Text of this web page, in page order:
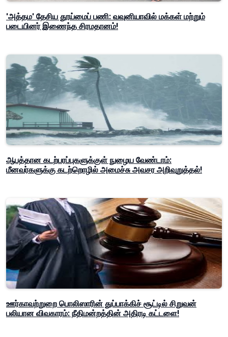
'அத்தம' தேசிய தூய்மைப் பணி: வவுனியாவில் மக்கள் மற்றும்
படையினர் இணைந்த சிரமதானம்!
ஆபத்தான கடற்பரப்புகளுக்குள் நுழைய வேண்டாம்:
மீனவர்களுக்கு கடற்றொழில் அமைச்சு அவசர அறிவுறுத்தல்!
ஊர்காவற்றுறை பொலிஸாரின் துப்பாக்கிச் சூட்டில் சிறுவன்
பலியான விவகாரம்: நீதிமன்றத்தின் அதிரடி கட்டளை!